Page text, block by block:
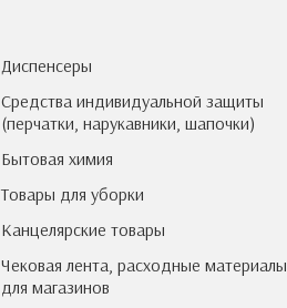
Диспенсеры
Средства индивидуальной защиты
(перчатки, нарукавники, шапочки)
Бытовая химия
Товары для уборки
Канцелярские товары
Чековая лента, расходные материалы
для магазинов